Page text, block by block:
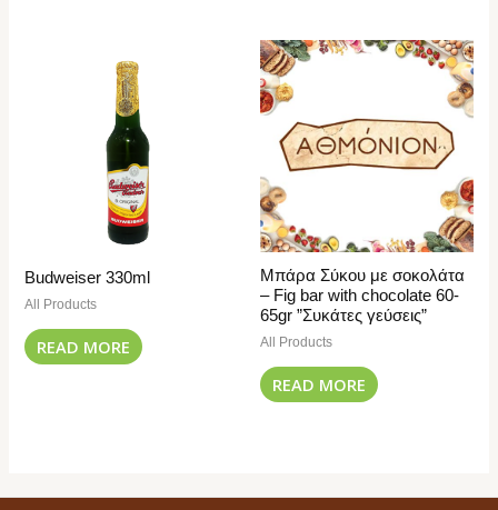
Budweiser 330ml
All Products
READ MORE
Μπάρα Σύκου με σοκολάτα
– Fig bar with chocolate 60-
65gr ”Συκάτες γεύσεις”
All Products
READ MORE